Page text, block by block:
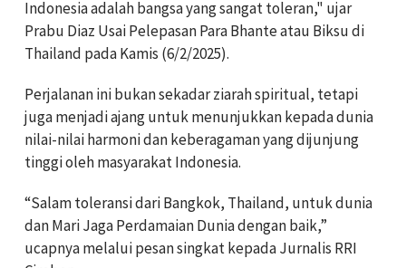
Indonesia adalah bangsa yang sangat toleran," ujar
Prabu Diaz Usai Pelepasan Para Bhante atau Biksu di
Thailand pada Kamis (6/2/2025).
Perjalanan ini bukan sekadar ziarah spiritual, tetapi
juga menjadi ajang untuk menunjukkan kepada dunia
nilai-nilai harmoni dan keberagaman yang dijunjung
tinggi oleh masyarakat Indonesia.
“Salam toleransi dari Bangkok, Thailand, untuk dunia
dan Mari Jaga Perdamaian Dunia dengan baik,”
ucapnya melalui pesan singkat kepada Jurnalis RRI